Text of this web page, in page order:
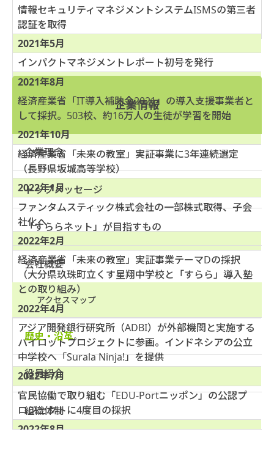
情報セキュリティマネジメントシステムISMSの第三者
認証を取得
2021年5月
インパクトマネジメントレポート初号を発行
2021年8月
経済産業省「IT導入補助金2021」の導入支援事業者と
して採択。503校、約16万人の生徒が学習を開始
2021年10月
経済産業省「未来の教室」実証事業に3年連続選定
（長野県坂城高等学校）
2022年1月
ファンタムスティック株式会社の一部株式取得、子会
社化へ
2022年2月
経済産業省「未来の教室」実証事業テーマDの採択
（大分県玖珠町立くす星翔中学校と「すらら」導入塾
との取り組み）
2022年4月
アジア開発銀行研究所（ADBI）が外部機関と実施する
パイロットプロジェクトに参画。インドネシアの公立
中学校へ「Surala Ninja!」を提供
2022年7月
官民協働で取り組む「EDU-Portニッポン」の公認プ
ロジェクトに4度目の採択
2022年8月
企業情報
企業理念
トップメッセージ
「すららネット」が目指すもの
会社概要
アクセスマップ
歴史・沿革
役員紹介
組織体制